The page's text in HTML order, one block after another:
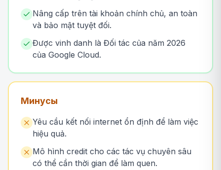
Nâng cấp trên tài khoản chính chủ, an toàn
và bảo mật tuyệt đối.
Được vinh danh là Đối tác của năm 2026
của Google Cloud.
Минусы
Yêu cầu kết nối internet ổn định để làm việc
hiệu quả.
Mô hình credit cho các tác vụ chuyên sâu
có thể cần thời gian để làm quen.